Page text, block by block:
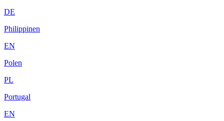
DE
Philippinen
EN
Polen
PL
Portugal
EN